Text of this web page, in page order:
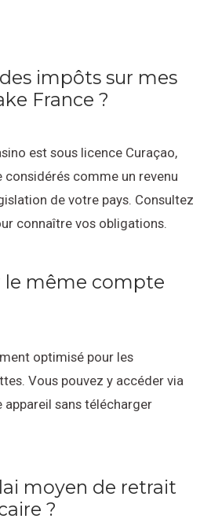
impôts sur mes
France ?
est sous licence Curaçao,
considérés comme un revenu
de votre pays. Consultez
connaître vos obligations.
le même compte
optimisé pour les
Vous pouvez y accéder via
sans télécharger
moyen de retrait
?